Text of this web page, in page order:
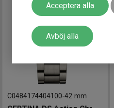
Acceptera alla
Avböj alla
C0484174404100-42 mm